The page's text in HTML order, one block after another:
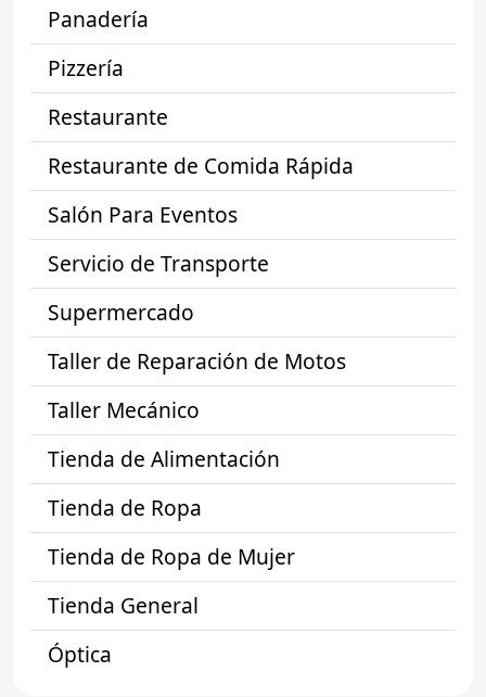
Panadería
Pizzería
Restaurante
Restaurante de Comida Rápida
Salón Para Eventos
Servicio de Transporte
Supermercado
Taller de Reparación de Motos
Taller Mecánico
Tienda de Alimentación
Tienda de Ropa
Tienda de Ropa de Mujer
Tienda General
Óptica